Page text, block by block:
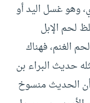
وهو غسل اليد أو
لحم الإبل
الغنم، فهناك
حديث البراء بن
الحديث منسوخ